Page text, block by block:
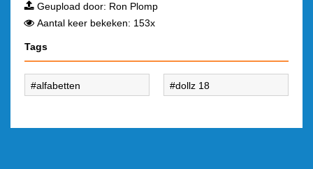
Geupload door: Ron Plomp
Aantal keer bekeken: 153x
Tags
alfabetten dollz 18